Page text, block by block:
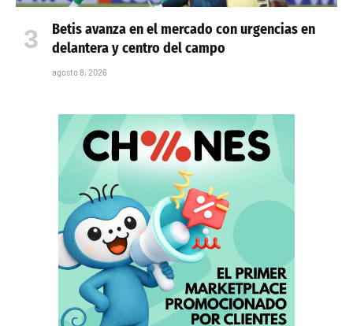
Betis avanza en el mercado con urgencias en
delantera y centro del campo
agosto 8, 2026